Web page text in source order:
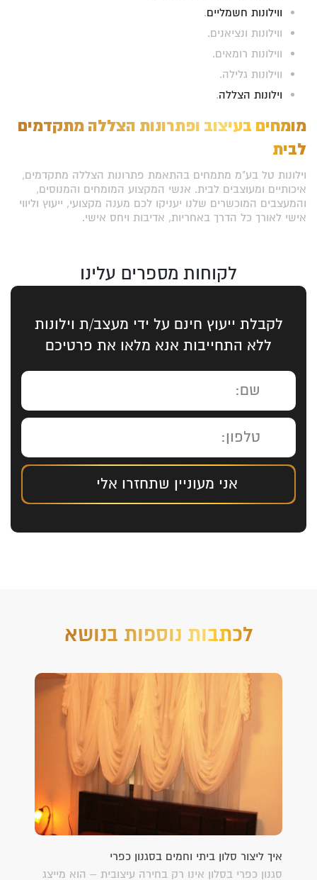
ווילונות חשמליים.
ווילונות ונציאנים.
ווילונות רומאים.
ווילונות גלילה.
וילונות הצללה.
מומחים בעיצוב ופתרונות הצללה מתקדמים
לבית
וילונות טל בע"מ מתמחים בהתאמת פתרונות הצללה מתקדמים,
איכותיים ומעוצבים לבית. אנשי המקצוע המומחים והמנוסים,
והמעצבים המוכשרים שלנו יעניקו לכם מענה מקצועי, ייעוץ וליווי
אישי לאורך כל הדרך באחריות, אדיבות ויחס אישי.
לקוחות מספרים עלינו
לקבלת ייעוץ חינם על ידי מעצב/ת וילונות
ללא התחייבות אנא מלאו את פרטיכם
אני מעוניין שתחזרו אלי
לכתבות נוספות בנושא
איך ליצור סלון ביתי וחמים בסגנון כפרי
סגנון כפרי בסלון אינו רק בחירה עיצובית – הוא מייצג